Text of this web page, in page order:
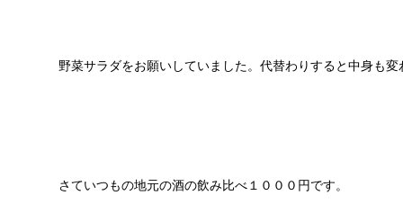
野菜サラダをお願いしていました。代替わりすると中身も変
さていつもの地元の酒の飲み比べ１０００円です。